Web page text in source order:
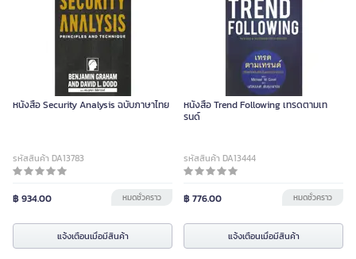
หนังสือ Security Analysis ฉบับภาษาไทย
รหัสสินค้า DA13783
฿ 934.00 หมดชั่วคราว
แจ้งเตือนเมื่อมีสินค้า
หนังสือ Trend Following เทรดตามเท
รนด์
รหัสสินค้า DA13444
฿ 776.00 หมดชั่วคราว
แจ้งเตือนเมื่อมีสินค้า